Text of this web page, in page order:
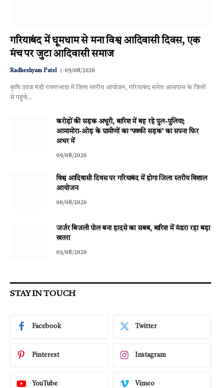
गरियाबंद में धूमधाम से मना विश्व आदिवासी दिवस, एक
मंच पर जुटा आदिवासी समाज
Radheshyam Patel 09/08/2026
कृषि उपज मंडी रावणभाठा में जिला स्तरीय आयोजन, गरियाबंद समेत आसपास के जिलों
से पहुंचे…
करोड़ों की सड़क अधूरी, बारिश में बह रहे पुल-पुलिया;
आमामोरा-ओड़ के ग्रामीणों का ‘पक्की सड़क’ का सपना फिर
अधर में
09/08/2026
विश्व आदिवासी दिवस पर गरियाबंद में होगा जिला स्तरीय विशाल
आयोजन
06/08/2026
जर्जर बिजली पोल बना हादसे का सबब, बारिश में मंडरा रहा बड़ा
खतरा
05/08/2026
STAY IN TOUCH
Facebook Twitter
Pinterest Instagram
YouTube Vimeo